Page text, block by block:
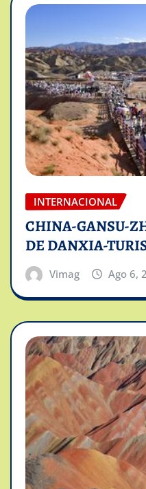
INTERNACIONAL
CHINA-GANSU-
DE DANXIA-
Vimag Ago 6,